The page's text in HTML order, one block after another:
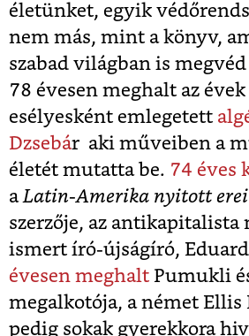
életünket, egyik
nem más, mint a könyv,
szabad világban is
78 évesen meghalt az
esélyesként emlegetett
Dzsebár aki műveiben a
életét mutatta be. 74 éves
aLatin-Amerika nyitott erei
szerzője, az antikapitalista
ismert író-újságíró,
évesen meghalt Pumukli
megalkotója, a német Ellis
pedig sokak gyerekkora